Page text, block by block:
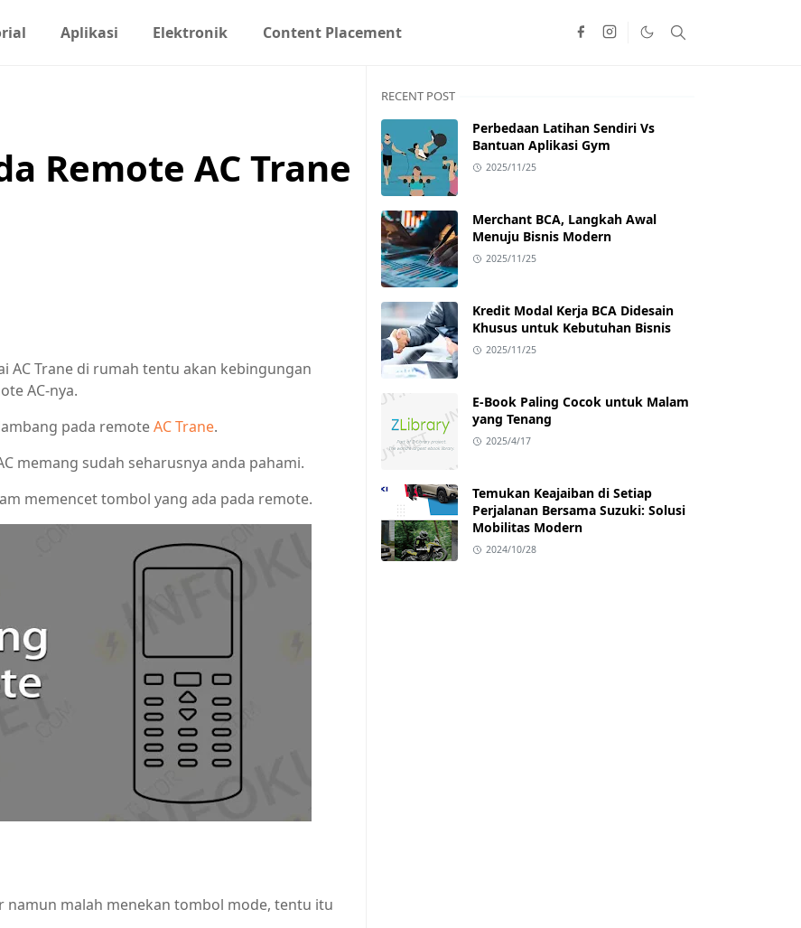
Aplikasi Elektronik Content Placement
Remote AC Trane
AC Trane di rumah tentu akan kebingungan
AC-nya.
pada remoteAC Trane.
memang sudah seharusnya anda pahami.
memencet tombol yang ada pada remote.
malah menekan tombol mode, tentu itu
RECENT POST
Perbedaan Latihan Sendiri Vs
Bantuan Aplikasi Gym
2025/11/25
Merchant BCA, Langkah Awal
Menuju Bisnis Modern
2025/11/25
Kredit Modal Kerja BCA Didesain
Khusus untuk Kebutuhan Bisnis
2025/11/25
E-Book Paling Cocok untuk Malam
yang Tenang
2025/4/17
Temukan Keajaiban di Setiap
Perjalanan Bersama Suzuki: Solusi
Mobilitas Modern
2024/10/28